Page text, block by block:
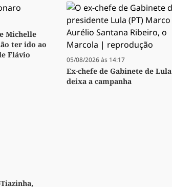
Michelle
ter ido ao
Flávio
05/08/2026 às 14:17
Ex-chefe de Gabinete de Lula
deixa a campanha